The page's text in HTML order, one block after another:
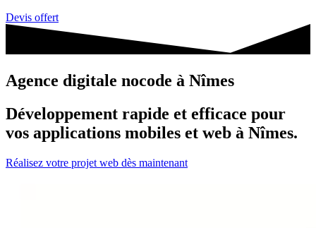
Devis offert
Agence digitale nocode à Nîmes
Développement rapide et efficace pour
vos applications mobiles et web à Nîmes.
Réalisez votre projet web dès maintenant